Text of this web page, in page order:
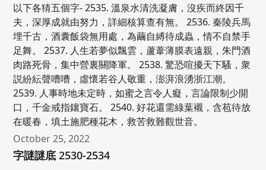
以下各猜五個字- 2535. 溫泉水清洗凝膚，沒疾而終因千
夫，深厚成就由努力，詳細核算查有無。 2536. 秦陵兵馬
埋千古，酒囊飯袋無用處，為繭自縛待成蟲，情不自禁手
足舞。 2537. 人生若夢似飄雲，蘆葦薄膜表遠親，朱門酒
肉路死骨，集中營裏關降軍。 2538. 驚恐喧擾天下騷，衆
説紛紜聲嘈嘈，虛懷若谷人敬重，澎湃浪湧浙江潮。
2539. 人事時地未定時，如蜜之言令人癡，言論限制少開
口，千金戒指鑲寶石。 2540. 好花還需綠葉襯，含苞待放
在暖春，填土施肥種花木，救苦救難觀世音。
October 25, 2022
字謎謎底 2530-2534